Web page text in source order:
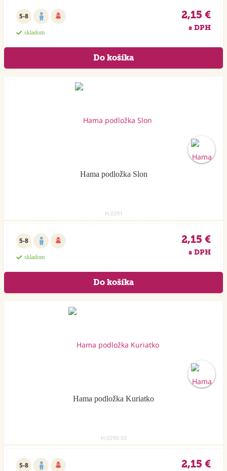
5-8
skladom
2,15 €
s DPH
Hama podložka Slon
H.0291
5-8
skladom
2,15 €
s DPH
Hama podložka Kuriatko
H.0290-03
5-8 2,15 €